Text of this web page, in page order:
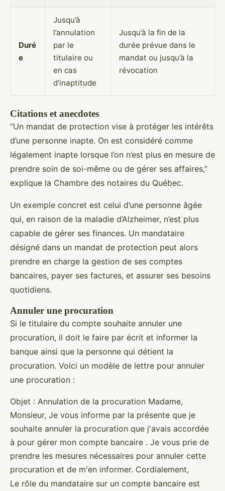
Duré
e
Jusqu’à
l’annulation
par le
titulaire ou
en cas
d’inaptitude
Jusqu’à la fin de la
durée prévue dans le
mandat ou jusqu’à la
révocation
Citations et anecdotes
“Un mandat de protection vise à protéger les intérêts
d’une personne inapte. On est considéré comme
légalement inapte lorsque l’on n’est plus en mesure de
prendre soin de soi-même ou de gérer ses affaires,”
explique la Chambre des notaires du Québec.
Un exemple concret est celui d’une personne âgée
qui, en raison de la maladie d’Alzheimer, n’est plus
capable de gérer ses finances. Un mandataire
désigné dans un mandat de protection peut alors
prendre en charge la gestion de ses comptes
bancaires, payer ses factures, et assurer ses besoins
quotidiens.
Annuler une procuration
Si le titulaire du compte souhaite annuler une
procuration, il doit le faire par écrit et informer la
banque ainsi que la personne qui détient la
procuration. Voici un modèle de lettre pour annuler
une procuration :
Objet : Annulation de la procuration Madame,
Monsieur, Je vous informe par la présente que je
souhaite annuler la procuration que j'avais accordée
à pour gérer mon compte bancaire . Je vous prie de
prendre les mesures nécessaires pour annuler cette
procuration et de m'en informer. Cordialement,
Le rôle du mandataire sur un compte bancaire est